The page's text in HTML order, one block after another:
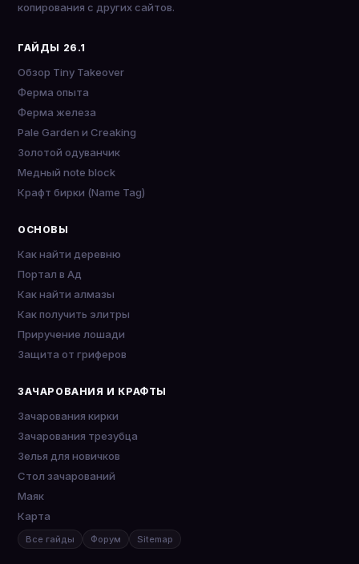
копирования с других сайтов.
ГАЙДЫ 26.1
Обзор Tiny Takeover
Ферма опыта
Ферма железа
Pale Garden и Creaking
Золотой одуванчик
Медный note block
Крафт бирки (Name Tag)
ОСНОВЫ
Как найти деревню
Портал в Ад
Как найти алмазы
Как получить элитры
Приручение лошади
Защита от гриферов
ЗАЧАРОВАНИЯ И КРАФТЫ
Зачарования кирки
Зачарования трезубца
Зелья для новичков
Стол зачарований
Маяк
Карта
Все гайды Форум Sitemap